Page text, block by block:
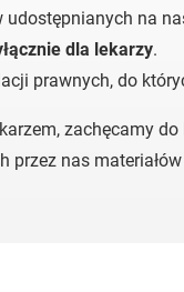
udostępnianych na
dla lekarzy.
prawnych, do
zachęcamy
przez nas